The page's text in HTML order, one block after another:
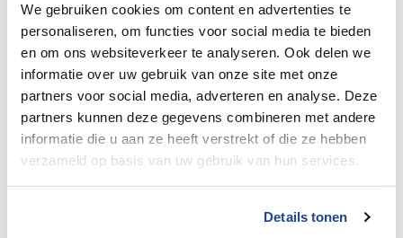
We gebruiken cookies om content en advertenties te
personaliseren, om functies voor social media te bieden
en om ons websiteverkeer te analyseren. Ook delen we
informatie over uw gebruik van onze site met onze
partners voor social media, adverteren en analyse. Deze
partners kunnen deze gegevens combineren met andere
informatie die u aan ze heeft verstrekt of die ze hebben
verzameld op basis van uw gebruik van hun services.
Details tonen